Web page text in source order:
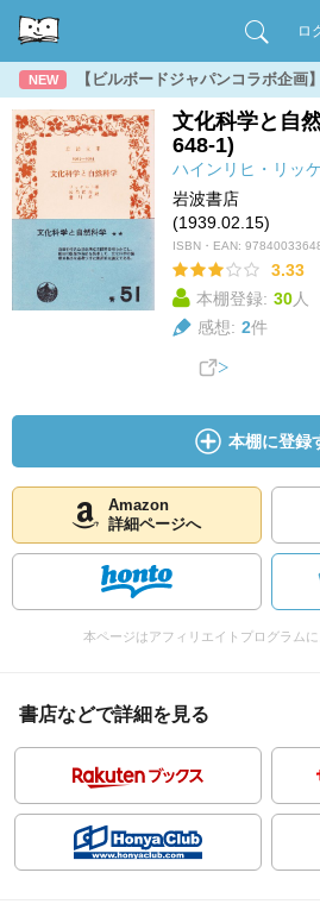
ロ
NEW 【ビルボードジャパンコラボ企画
文化科学と自
648-1)
ハインリヒ・リッ
岩波書店
(1939.02.15)
ISBN・EAN:
3.33
本棚登録: 30人
感想: 2件
本棚に登録
Amazon
詳細ページへ
本ページはアフィリエイトプログラム
書店などで詳細を見る